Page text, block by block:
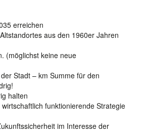
erreichen
aus den 1960er Jahren
(möglichst keine neue
Stadt – km Summe für den
halten
funktionierende Strategie
im Interesse der